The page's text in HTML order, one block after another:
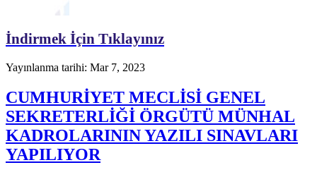
İndirmek İçin Tıklayınız
Yayınlanma tarihi: Mar 7, 2023
CUMHURİYET MECLİSİ GENEL
SEKRETERLİĞİ ÖRGÜTÜ MÜNHAL
KADROLARININ YAZILI SINAVLARI
YAPILIYOR